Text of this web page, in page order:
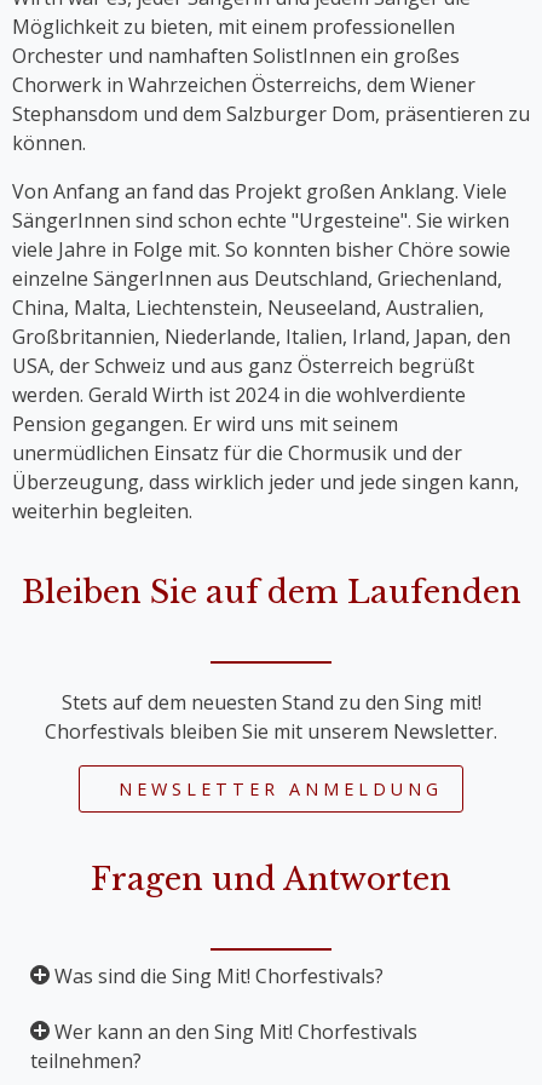
Germlish" auf Österreichs Bühnen. Seit 2017 ist
Cooper Teil der Gruppe "Viennese Ladies", deren
erstes Album 2023 erschien.
Möglichkeit zu bieten, mit einem professionellen
Orchester und namhaften SolistInnen ein großes
Chorwerk in Wahrzeichen Österreichs, dem Wiener
Stephansdom und dem Salzburger Dom, präsentieren zu
können.
Von Anfang an fand das Projekt großen Anklang. Viele
SängerInnen sind schon echte "Urgesteine". Sie wirken
viele Jahre in Folge mit. So konnten bisher Chöre sowie
einzelne SängerInnen aus Deutschland, Griechenland,
China, Malta, Liechtenstein, Neuseeland, Australien,
Großbritannien, Niederlande, Italien, Irland, Japan, den
USA, der Schweiz und aus ganz Österreich begrüßt
werden. Gerald Wirth ist 2024 in die wohlverdiente
Pension gegangen. Er wird uns mit seinem
unermüdlichen Einsatz für die Chormusik und der
Überzeugung, dass wirklich jeder und jede singen kann,
weiterhin begleiten.
Bleiben Sie auf dem Laufenden
Stets auf dem neuesten Stand zu den Sing mit!
Chorfestivals bleiben Sie mit unserem Newsletter.
NEWSLETTER ANMELDUNG
Fragen und Antworten
Was sind die Sing Mit! Chorfestivals?
Die Sing Mit! Chorfestivals sind Mitsingkonzerte,
bei denen große Werke für Chor und Orchester
Wer kann an den Sing Mit! Chorfestivals
teilnehmen?